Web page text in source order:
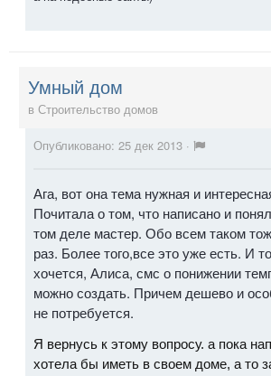
Умный дом
в Строительство домов
Опубликовано: 25 дек 2013 ·
Ага, вот она тема нужная и
Почитала о том, что написано и
том деле мастер. Обо всем таком
раз. Более того,все это уже есть. И
хочется, Алиса, смс о понижении
можно создать. Причем дешево и
не потребуется.
Я вернусь к этому вопросу. а пока
хотела бы иметь в своем доме, а то